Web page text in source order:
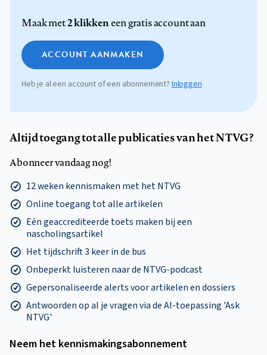
Maak met2 klikkeneen gratis account aan
ACCOUNT AANMAKEN
Heb je al een account of een abonnement? Inloggen
Altijd toegang tot alle publicaties van het NTVG?
Abonneer vandaag nog!
12 weken kennismaken met het NTVG
Online toegang tot alle artikelen
Eén geaccrediteerde toets maken bij een
nascholingsartikel
Het tijdschrift 3 keer in de bus
Onbeperkt luisteren naar de NTVG-podcast
Gepersonaliseerde alerts voor artikelen en dossiers
Antwoorden op al je vragen via de AI-toepassing 'Ask
NTVG'
Neem het kennismakings­abonnement